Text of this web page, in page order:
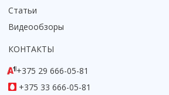
Статьи
Видеообзоры
КОНТАКТЫ
+375 29 666-05-81
+375 33 666-05-81